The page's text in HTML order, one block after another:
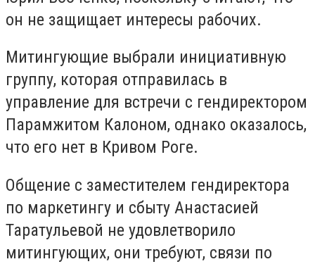
он не защищает интересы рабочих.
Митингующие выбрали инициативную
группу, которая отправилась в
управление для встречи с гендиректором
Парамжитом Калоном, однако оказалось,
что его нет в Кривом Роге.
Общение с заместителем гендиректора
по маркетингу и сбыту Анастасией
Таратульевой не удовлетворило
митингующих, они требуют, связи по